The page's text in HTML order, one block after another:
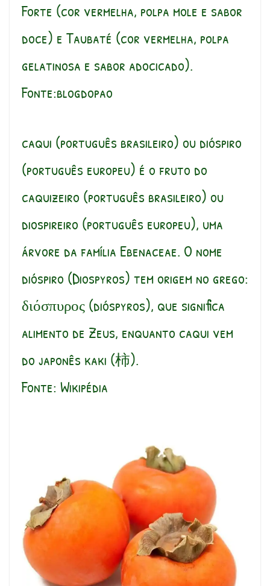
Forte (cor vermelha, polpa mole e sabor
doce) e Taubaté (cor vermelha, polpa
gelatinosa e sabor adocicado).
Fonte:blogdopao
caqui (português brasileiro) ou dióspiro
(português europeu) é o fruto do
caquizeiro (português brasileiro) ou
diospireiro (português europeu), uma
árvore da família Ebenaceae. O nome
dióspiro (Diospyros) tem origem no grego:
διόσπυρος (dióspyros), que significa
alimento de Zeus, enquanto caqui vem
do japonês kaki (柿).
Fonte: Wikipédia